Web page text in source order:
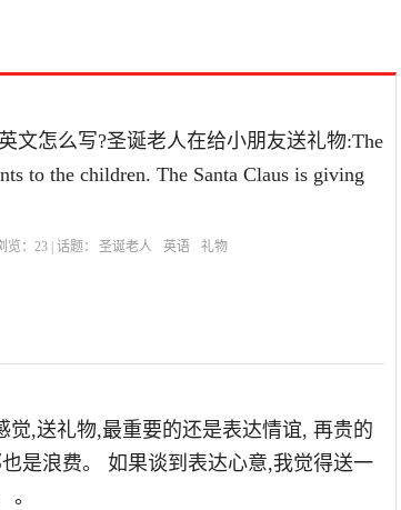
文怎么写?圣诞老人在给小朋友送礼物:The
to the children. The Santa Claus is giving
览：23 | 话题： 圣诞老人 英语 礼物
觉,送礼物,最重要的还是表达情谊, 再贵的
是浪费。 如果谈到表达心意,我觉得送一
。